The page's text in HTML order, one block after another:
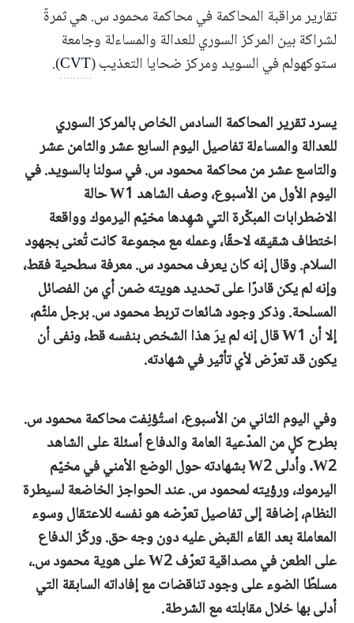
تقارير مراقبة المحاكمة في محاكمة محمود س. هي ثمرةٌ
لشراكة بين المركز السوري للعدالة والمساءلة وجامعة
ستوكهولم في السويد ومركز ضحايا التعذيب (CVT
).
يسرد تقرير المحاكمة السادس الخاص بالمركز السوري
للعدالة والمساءلة تفاصيل اليوم السابع عشر والثامن عشر
والتاسع عشر من محاكمة محمود س. في سولنا بالسويد.في
اليوم الأول من الأسبوع، وصف الشاهد W1 حالة
الاضطرابات المبكّرة التي شهِدها مخيّم اليرموك وواقعة
اختطاف شقيقه لاحقًا، وعمله مع مجموعة كانت تُعنى بجهود
السلام. وقال إنه كان يعرف محمود س. معرفة سطحية فقط،
وإنه لم يكن قادرًا على تحديد هويته ضمن أي من الفصائل
المسلحة. وذكر وجود شائعات تربط محمود س. برجل ملثّم،
إلا أن W1 قال إنه لم يرَ هذا الشخص بنفسه قط، ونفى أن
يكون قد تعرّض لأي تأثير في شهادته.
وفي اليوم الثاني من الأسبوع، استُؤنِفت محاكمة محمود س.
بطرح كلٍ من المدّعية العامة والدفاع أسئلة على الشاهد
W2. وأدلى W2 بشهادته حول الوضع الأمني في مخيّم
اليرموك، ورؤيته لمحمود س. عند الحواجز الخاضعة لسيطرة
النظام، إضافة إلى تفاصيل تعرّضه هو نفسه للاعتقال وسوء
المعاملة بعد القاء القبض عليه دون وجه حق. وركّز الدفاع
على الطعن في مصداقية تعرّف W2 على هوية محمود س.،
مسلطًا الضوء على وجود تناقضات مع إفاداته السابقة التي
أدلى بها خلال مقابلته مع الشرطة.